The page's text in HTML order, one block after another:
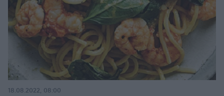
18.08.2022, 08:00